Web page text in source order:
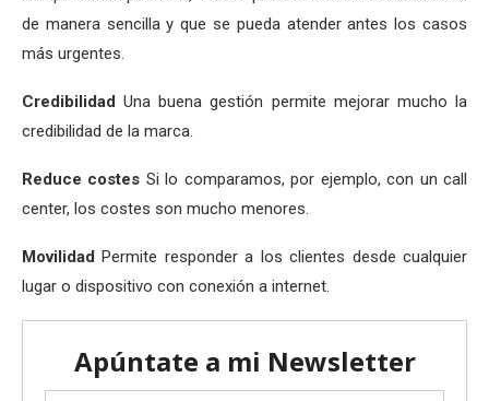
de manera sencilla y que se pueda atender antes los casos
más urgentes.
Credibilidad Una buena gestión permite mejorar mucho la
credibilidad de la marca.
Reduce costes Si lo comparamos, por ejemplo, con un call
center, los costes son mucho menores.
Movilidad Permite responder a los clientes desde cualquier
lugar o dispositivo con conexión a internet.